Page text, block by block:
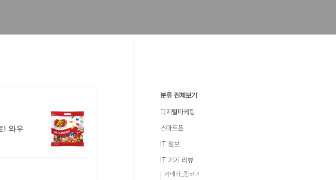
! 와우
분류 전체보기
디지털마케팅
스마트폰
IT 정보
IT 기기 리뷰
카메라_캠코더